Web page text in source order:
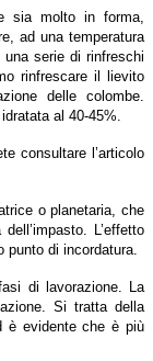
sia molto in forma,
ad una temperatura
serie di rinfreschi
rinfrescare il lievito
delle colombe.
al 40-45%.
consultare l’articolo
o planetaria, che
L’effetto
punto di incordatura.
di lavorazione. La
Si tratta della
è evidente che è più